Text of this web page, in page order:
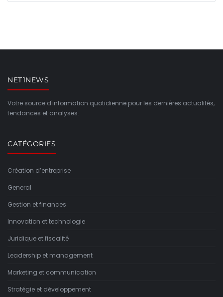
NET1NEWS
Votre source d'information quotidienne pour les dernières actualités,
tendances et analyses.
CATÉGORIES
Création d’entreprise
General
Gestion et finances
Innovation et technologie
Juridique et fiscalité
Leadership et management
Marketing et communication
Stratégie et développement